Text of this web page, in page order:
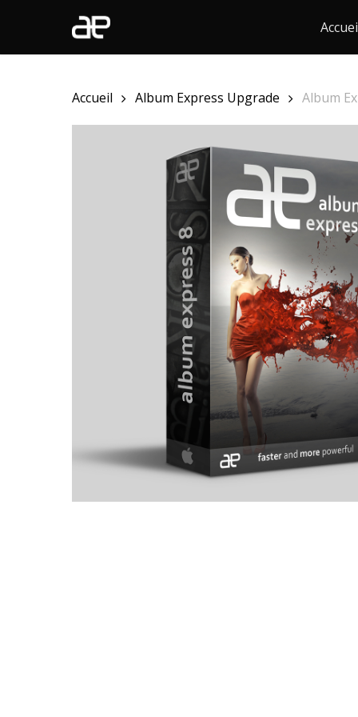
main
Accueil Album Express Upgrade Album